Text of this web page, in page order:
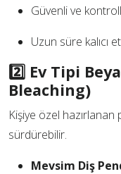
Güvenli ve
Uzun süre kalıcı
2️⃣ Ev Tipi
Bleaching)
Kişiye özel
sürdürebilir.
Mevsim Diş